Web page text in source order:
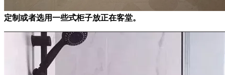
定制或者选用一些式柜子放正在客堂。